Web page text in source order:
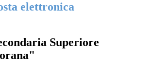
elettronica
Superiore